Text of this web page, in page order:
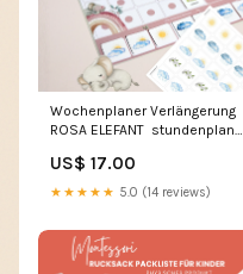
Wochenplaner Verlängerung
ROSA ELEFANT stundenplan
US$ 17.00
★★★★★ 5.0 (14 reviews)